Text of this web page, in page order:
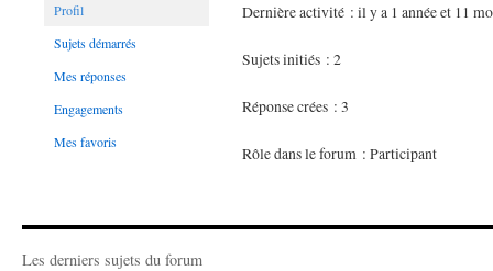
Profil
Sujets démarrés
Mes réponses
Engagements
Mes favoris
Dernière activité : il y a 1 année et 11
Sujets initiés : 2
Réponse crées : 3
Rôle dans le forum : Participant
Les derniers sujets du forum